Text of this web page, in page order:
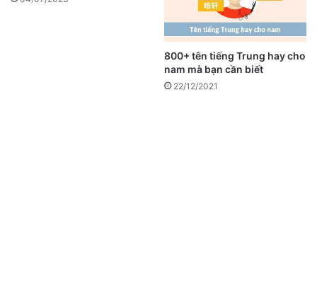
800+ tên tiếng Trung hay cho
nam mà bạn cần biết
22/12/2021